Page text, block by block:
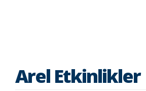
Arel Etkinlikler